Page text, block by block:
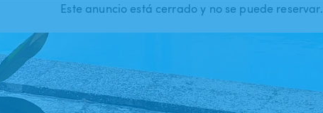
Este anuncio está cerrado y no se puede reservar.